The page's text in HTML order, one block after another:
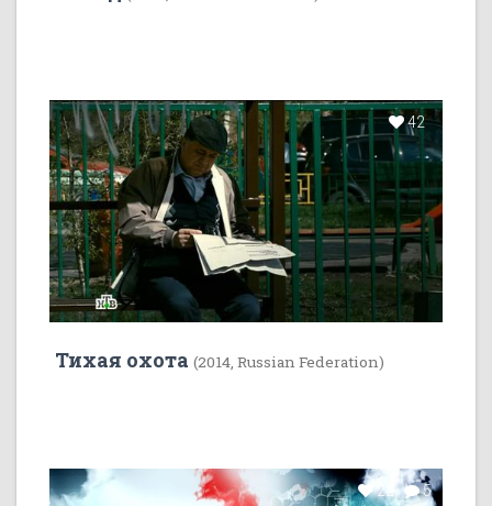
42
Тихая охота (2014, Russian Federation)
22 5